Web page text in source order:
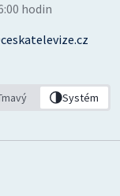
hodin
Systém